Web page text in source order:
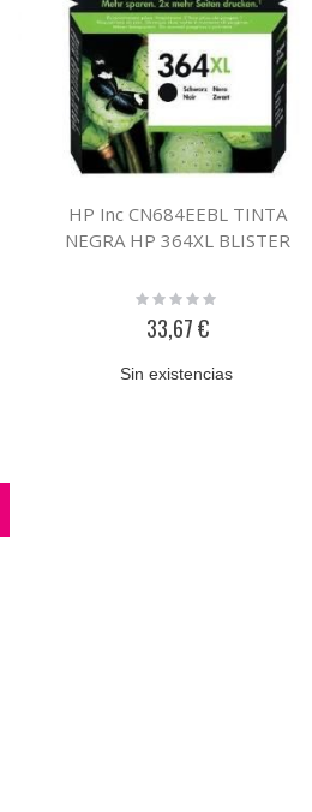
HP Inc CN684EEBL TINTA
NEGRA HP 364XL BLISTER
Rating:
33,67 €
Sin existencias